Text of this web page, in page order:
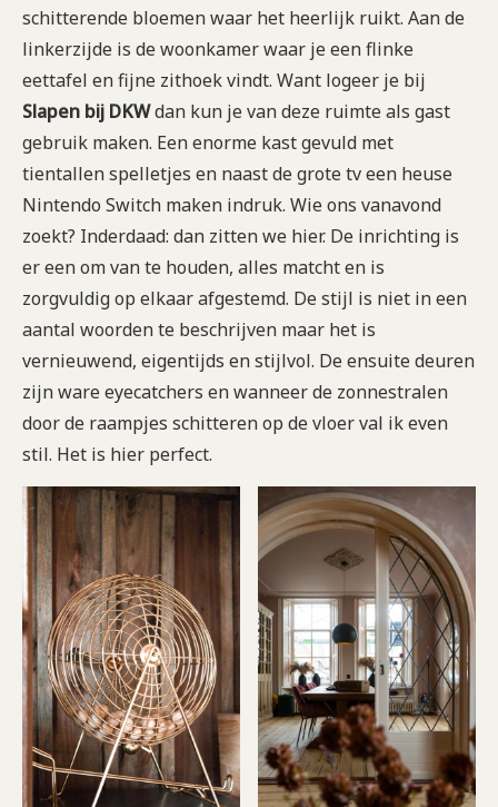
schitterende bloemen waar het heerlijk ruikt. Aan de
linkerzijde is de woonkamer waar je een flinke
eettafel en fijne zithoek vindt. Want logeer je bij
Slapen bij DKWdan kun je van deze ruimte als gast
gebruik maken. Een enorme kast gevuld met
tientallen spelletjes en naast de grote tv een heuse
Nintendo Switch maken indruk. Wie ons vanavond
zoekt? Inderdaad: dan zitten we hier. De inrichting is
er een om van te houden, alles matcht en is
zorgvuldig op elkaar afgestemd. De stijl is niet in een
aantal woorden te beschrijven maar het is
vernieuwend, eigentijds en stijlvol. De ensuite deuren
zijn ware eyecatchers en wanneer de zonnestralen
door de raampjes schitteren op de vloer val ik even
stil. Het is hier perfect.